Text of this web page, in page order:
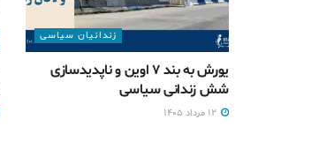
زندانیان سیاسی
یورش به بند ۷ اوین و ناپدیدسازی
شش زندانی سیاسی